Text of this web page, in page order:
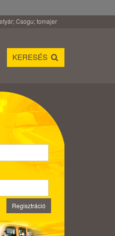
Csogu; tomajer
KERESÉS
Regisztráció